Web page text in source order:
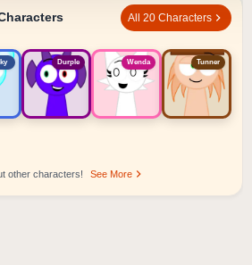
All 20 Characters
Durple Wenda Tunner
other characters! See More
Character Ranking